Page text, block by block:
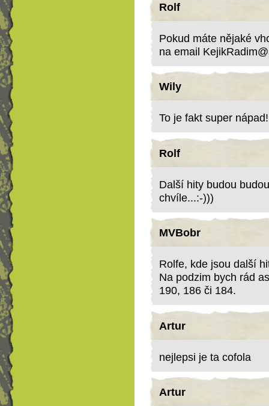
Rolf
Pokud máte nějaké
na email
Wily
To je fakt super nápad!
Rolf
Další hity budou
chvíle...:-)))
MVBobr
Rolfe, kde jsou další
Na podzim bych rád
190, 186 či 184.
Artur
nejlepsi je ta cofola
Artur